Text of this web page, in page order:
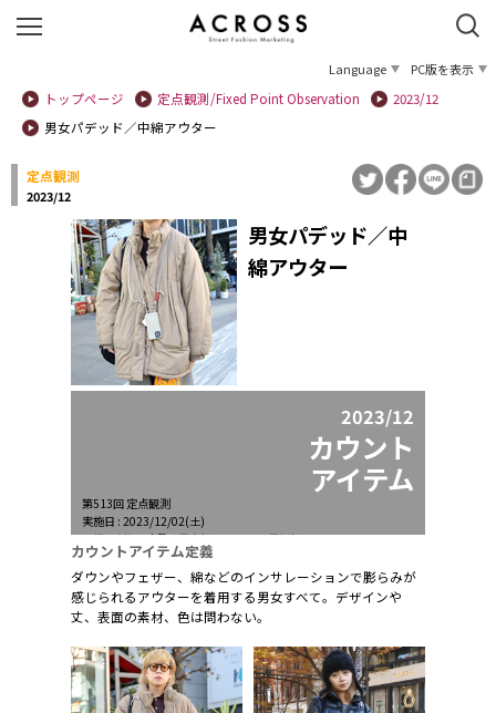
Language
PC版を表示
トップページ
定点観測/Fixed Point Observation
2023/12
男女パデッド／中綿アウター
定点観測
2023/12
男女パデッド／中
綿アウター
2023/12
カウント
アイテム
第513回 定点観測
実施日 : 2023/12/02(土)
天候 : 晴後一時曇、最高気温13.1℃、最低気温4.1℃
カウントアイテム定義
ダウンやフェザー、綿などのインサレーションで膨らみが
感じられるアウターを着用する男女すべて。デザインや
丈、表面の素材、色は問わない。